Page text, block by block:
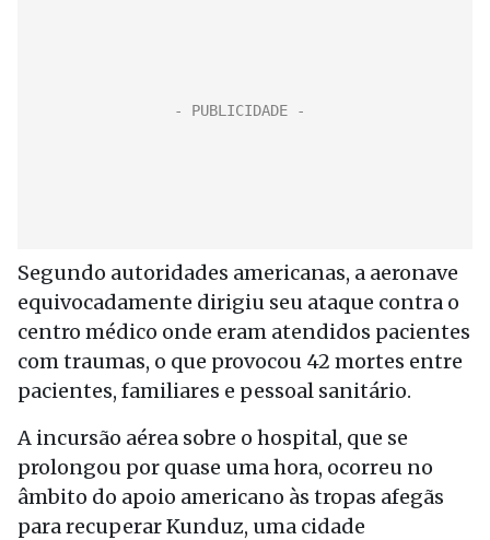
Segundo autoridades americanas, a aeronave
equivocadamente dirigiu seu ataque contra o
centro médico onde eram atendidos pacientes
com traumas, o que provocou 42 mortes entre
pacientes, familiares e pessoal sanitário.
A incursão aérea sobre o hospital, que se
prolongou por quase uma hora, ocorreu no
âmbito do apoio americano às tropas afegãs
para recuperar Kunduz, uma cidade